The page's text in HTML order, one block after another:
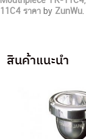
11C4 ราคา by ZunWu
สินค้าแนะนำ